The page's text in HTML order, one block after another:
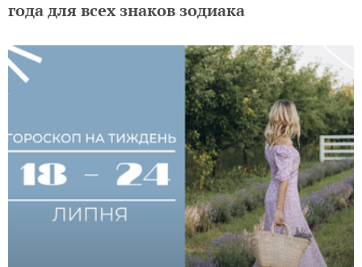
года для всех знаков зодиака